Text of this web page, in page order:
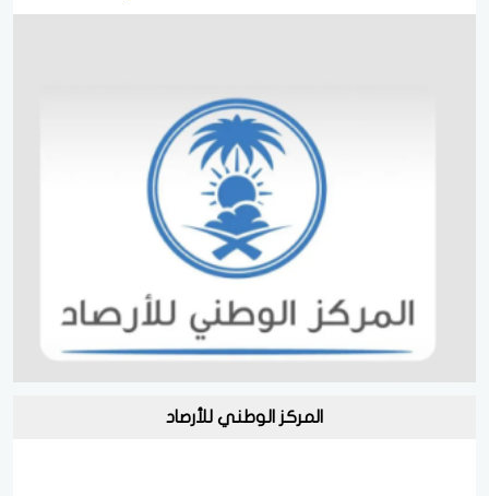
المركز الوطني للأرصاد